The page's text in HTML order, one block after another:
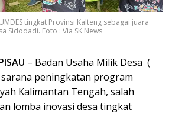
tingkat Provinsi Kalteng sebagai juara
Sidodadi. Foto : Via SK News
– Badan Usaha Milik Desa (
sarana peningkatan program
Kalimantan Tengah, salah
lomba inovasi desa tingkat